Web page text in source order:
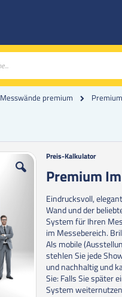
Messwände premium
Zum
der
springen
Preis-Kalkulator
Premium
Eindrucksvoll,
Wand und der
System für Ihren
im Messebereich.
Als mobile
stehlen Sie jede
und nachhaltig und
Sie: Falls Sie später
System